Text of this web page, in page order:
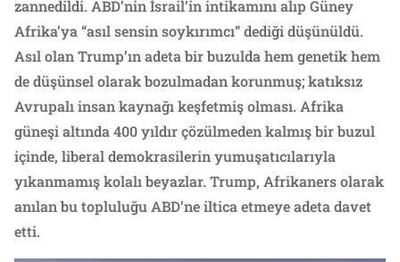
zannedildi. ABD’nin İsrail’in intikamını alıp Güney
Afrika’ya “asıl sensin soykırımcı” dediği düşünüldü.
Asıl olan Trump’ın adeta bir buzulda hem genetik hem
de düşünsel olarak bozulmadan korunmuş; katıksız
Avrupalı insan kaynağı keşfetmiş olması. Afrika
güneşi altında 400 yıldır çözülmeden kalmış bir buzul
içinde, liberal demokrasilerin yumuşatıcılarıyla
yıkanmamış kolalı beyazlar. Trump, Afrikaners olarak
anılan bu topluluğu ABD’ne iltica etmeye adeta davet
etti.